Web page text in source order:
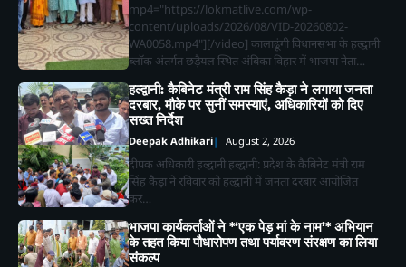
mp4="https://lokmatlive.com/wp-
content/uploads/2026/08/VID-20260802-
WA0058.mp4"][/video] कालाढूंगी विधानसभा के हल्द्वानी
ब्लॉक अंतर्गत छड़ैयल स्थित अंबिका विहार में भाजपा नेता…
हल्द्वानी: कैबिनेट मंत्री राम सिंह कैड़ा ने लगाया जनता
दरबार, मौके पर सुनीं समस्याएं, अधिकारियों को दिए
सख्त निर्देश
Deepak Adhikari August 2, 2026
दीपक अधिकारी हल्द्वानी हल्द्वानी: प्रदेश के कैबिनेट मंत्री राम
सिंह कैड़ा ने रविवार को हल्द्वानी में जनता दरबार आयोजित
कर…
भाजपा कार्यकर्ताओं ने *‘एक पेड़ मां के नाम’* अभियान
के तहत किया पौधारोपण तथा पर्यावरण संरक्षण का लिया
संकल्प